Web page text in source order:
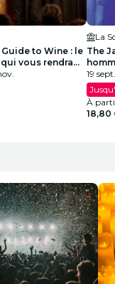
Guide to Wine : le
vous rendra
en soirée
La
The
à
19
À
18,80